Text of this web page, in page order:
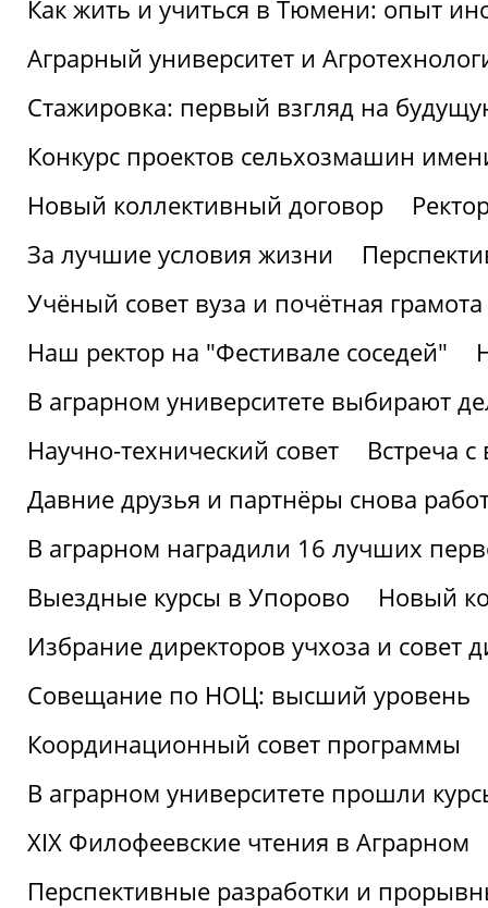
Как жить и учиться в Тюмени: опыт
Аграрный университет и
Стажировка: первый взгляд на
Конкурс проектов сельхозмашин
Новый коллективный договор
За лучшие условия жизни
Учёный совет вуза и почётная
Наш ректор на "Фестивале соседей"
В аграрном университете выбирают
Научно-технический совет
Встреча
Давние друзья и партнёры снова
В аграрном наградили 16 лучших
Выездные курсы в Упорово
Новый
Избрание директоров учхоза и совет
Совещание по НОЦ: высший уровень
Координационный совет программы
В аграрном университете прошли
XIX Филофеевские чтения в Аграрном
Перспективные разработки и